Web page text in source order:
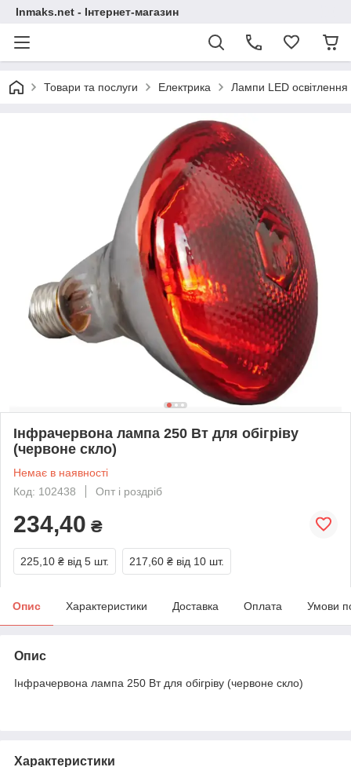
Inmaks.net - Інтернет-магазин
Товари та послуги Електрика Лампи LED освітлення
Інфрачервона лампа 250 Вт для обігріву
(червоне скло)
Немає в наявності
Код: 102438
Опт і роздріб
234,40 ₴
225,10 ₴ від 5 шт. 217,60 ₴ від 10 шт.
Опис Характеристики Доставка Оплата Умови
Опис
Інфрачервона лампа 250 Вт для обігріву (червоне скло)
Характеристики